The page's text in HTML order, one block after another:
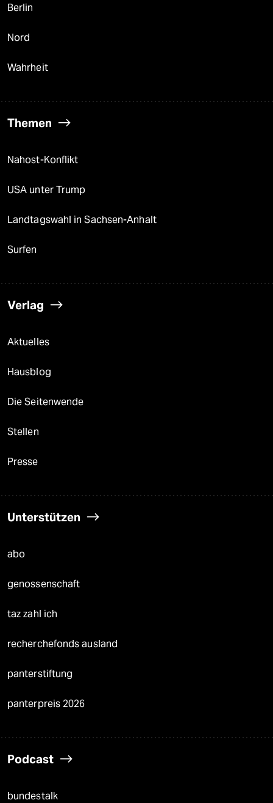
Berlin
Nord
Wahrheit
Themen
Nahost-Konflikt
USA unter Trump
Landtagswahl in Sachsen-Anhalt
Surfen
Verlag
Aktuelles
Hausblog
Die Seitenwende
Stellen
Presse
Unterstützen
abo
genossenschaft
taz zahl ich
recherchefonds ausland
panterstiftung
panterpreis 2026
Podcast
bundestalk